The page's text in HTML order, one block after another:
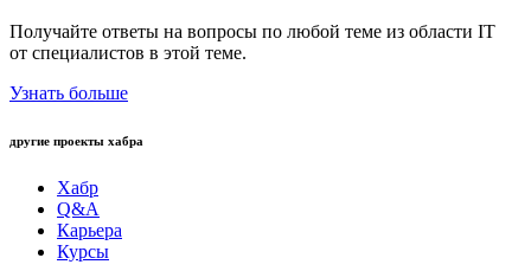
Получайте ответы на вопросы по любой теме из области IT
от специалистов в этой теме.
Узнать больше
другие проекты хабра
Хабр
Q&A
Карьера
Курсы